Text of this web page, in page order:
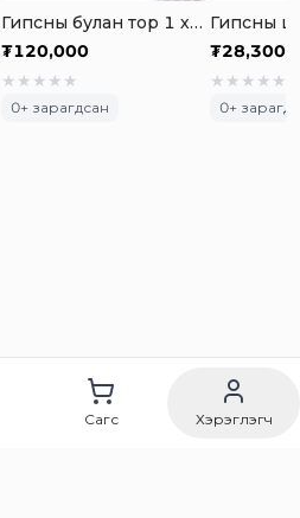
Гипсны булан тор 1 хайрцаг-100ш
₮120,000
★ ★ ★ ★ ★
0+ зарагдсан
₮28,300
★ ★ ★ ★ ★
0+
Сагс Хэрэглэгч